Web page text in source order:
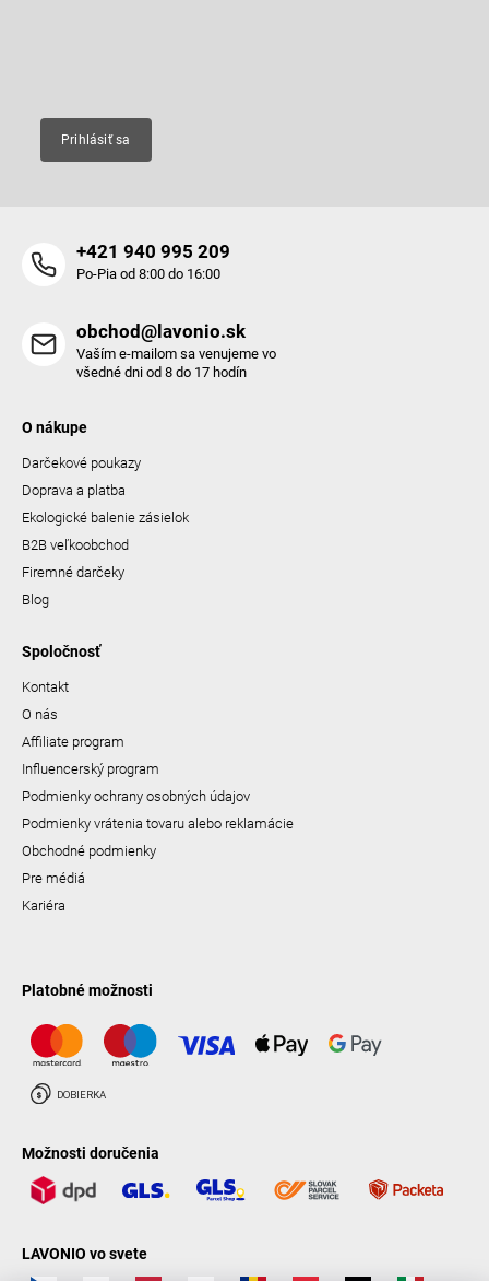
Prihlásiť sa
+421 940 995 209
Po-Pia od 8:00 do 16:00
obchod@lavonio.sk
Vaším e-mailom sa venujeme vo
všedné dni od 8 do 17 hodín
O nákupe
Darčekové poukazy
Doprava a platba
Ekologické balenie zásielok
B2B veľkoobchod
Firemné darčeky
Blog
Spoločnosť
Kontakt
O nás
Affiliate program
Influencerský program
Podmienky ochrany osobných údajov
Podmienky vrátenia tovaru alebo reklamácie
Obchodné podmienky
Pre médiá
Kariéra
Platobné možnosti
Možnosti doručenia
LAVONIO vo svete